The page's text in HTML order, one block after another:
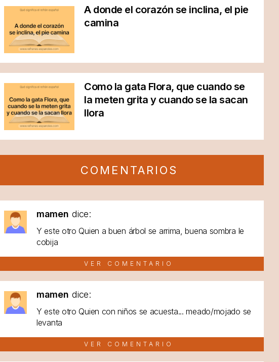
A donde el corazón se inclina, el pie
camina
Como la gata Flora, que cuando se
la meten grita y cuando se la sacan
llora
COMENTARIOS
mamen dice:
Y este otro Quien a buen árbol se arrima, buena sombra le
cobija
VER COMENTARIO
mamen dice:
Y este otro Quien con niños se acuesta... meado/mojado se
levanta
VER COMENTARIO